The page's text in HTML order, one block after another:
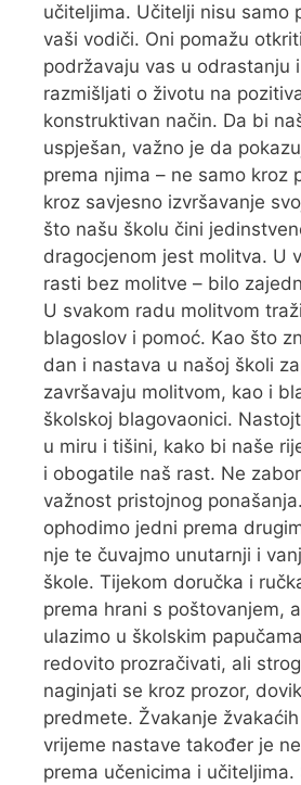
učiteljima. Učitelji nisu samo
vaši vodiči. Oni pomažu
podržavaju vas u odrastanju
razmišljati o životu na
konstruktivan način. Da bi
uspješan, važno je da
prema njima – ne samo kroz
kroz savjesno izvršavanje
što našu školu čini
dragocjenom jest molitva. U
rasti bez molitve – bilo
U svakom radu molitvom
blagoslov i pomoć. Kao što
dan i nastava u našoj školi
završavaju molitvom, kao i
školskoj blagovaonici.
u miru i tišini, kako bi naše
i obogatile naš rast. Ne
važnost pristojnog
ophodimo jedni prema
nje te čuvajmo unutarnji i
škole. Tijekom doručka i
prema hrani s poštovanjem,
ulazimo u školskim
redovito prozračivati, ali
naginjati se kroz prozor,
predmete. Žvakanje
vrijeme nastave također je
prema učenicima i učiteljima.